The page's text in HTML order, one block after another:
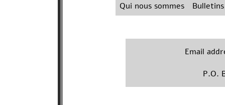
Qui nous sommes Bulletins
Email
P.O.